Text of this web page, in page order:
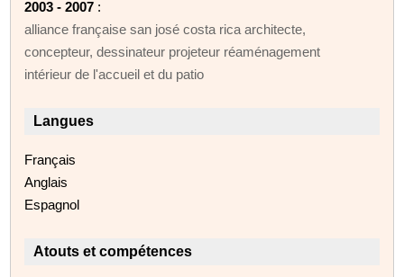
2003 - 2007 :
alliance française san josé costa rica architecte,
concepteur, dessinateur projeteur réaménagement
intérieur de l'accueil et du patio
Langues
Français
Anglais
Espagnol
Atouts et compétences